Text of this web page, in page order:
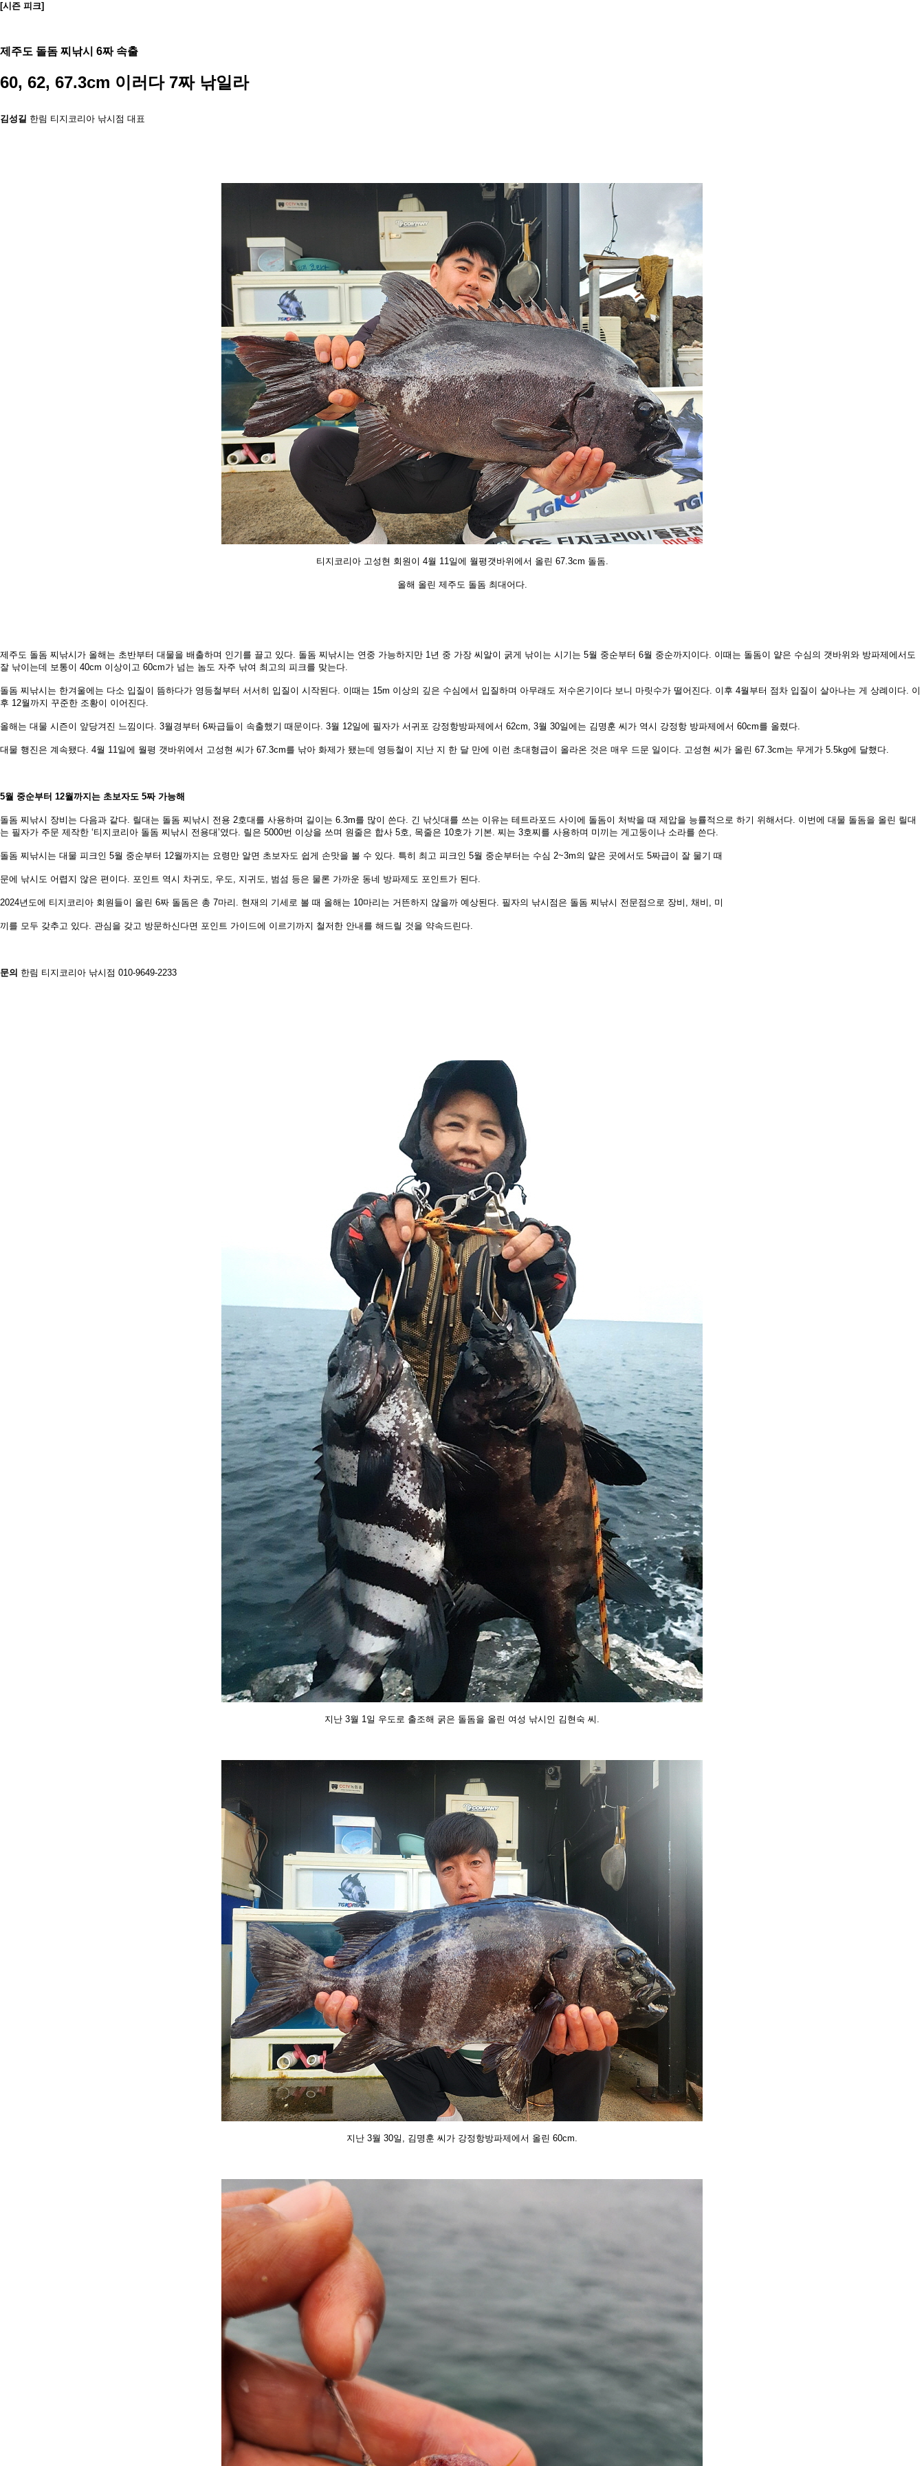
[시즌 피크]
제주도 돌돔 찌낚시 6짜 속출
60, 62, 67.3cm 이러다 7짜 낚일라
김성길 한림 티지코리아 낚시점 대표
티지코리아 고성현 회원이 4월 11일에 월평갯바위에서 올린 67.3cm 돌돔.
올해 올린 제주도 돌돔 최대어다.
제주도 돌돔 찌낚시가 올해는 초반부터 대물을 배출하며 인기를 끌고 있다. 돌돔 찌낚시는 연중 가능하지만 1년 중 가장 씨알이 굵게 낚이는 시기는 5월 중순부터 6월 중순까지이다. 이때는 돌돔이 얕은 수심의 갯바위와 방파제에서도
잘 낚이는데 보통이 40cm 이상이고 60cm가 넘는 놈도 자주 낚여 최고의 피크를 맞는다.
돌돔 찌낚시는 한겨울에는 다소 입질이 뜸하다가 영등철부터 서서히 입질이 시 작된다. 이때는 15m 이상의 깊은 수심에서 입질하며 아무래도 저수온기이다 보니 마릿수가 떨어진다. 이후 4월부터 점차 입질이 살아나는 게 상례이다. 이
후 12월까지 꾸준한 조황이 이어진다.
올해는 대물 시즌이 앞당겨진 느낌이다. 3월경부터 6짜급들이 속출했기 때문이 다. 3월 12일에 필자가 서귀포 강정항방파제에서 62cm, 3월 30일에는 김명훈 씨가 역시 강정항 방파제에서 60cm를 올렸다.
대물 행진은 계속됐다. 4월 11일에 월평 갯바위에서 고성현 씨가 67.3cm를 낚아 화제가 됐는데 영등철이 지난 지 한 달 만에 이런 초대형급이 올라온 것은 매우 드문 일이다. 고성현 씨가 올린 67.3cm는 무게가 5.5kg에 달했다.
5월 중순부터 12월까지는 초보자도 5짜 가능해
돌돔 찌낚시 장비는 다음과 같다. 릴대는 돌돔 찌낚시 전용 2호대를 사용하며 길 이는 6.3m를 많이 쓴다. 긴 낚싯대를 쓰는 이유는 테트라포드 사이에 돌돔이 처 박을 때 제압을 능률적으로 하기 위해서다. 이번에 대물 돌돔을 올린 릴대
는 필자가 주문 제작한 ‘티지코리아 돌돔 찌낚시 전용대’였다. 릴은 5000번 이상을 쓰며 원줄은 합사 5호, 목줄은 10호가 기본. 찌는 3호찌를 사용하며 미끼는 게고둥이나 소라를 쓴다.
돌돔 찌낚시는 대물 피크인 5월 중순부터 12월까지는 요령만 알면 초보자도 쉽게 손맛을 볼 수 있다. 특히 최고 피크인 5월 중순부터는 수심 2~3m의 얕은 곳에서도 5짜급이 잘 물기 때
문에 낚시도 어렵지 않은 편이다. 포인 트 역시 차귀도, 우도, 지귀도, 범섬 등은 물론 가까운 동네 방파제도 포인트가 된다.
2024년도에 티지코리아 회원들이 올린 6짜 돌돔은 총 7마리. 현재의 기세 로 볼 때 올해는 10마리는 거뜬하지 않을까 예상된다. 필자의 낚시점은 돌돔 찌낚시 전문점으로 장비, 채비, 미
끼를 모두 갖추고 있다. 관심을 갖고 방문하신다면 포인트 가이드에 이르기까지 철저한 안내를 해드릴 것을 약속드린다.
문의 한림 티지코리아 낚시점 010-9649-2233
지난 3월 1일 우도로 출조해 굵은 돌돔을 올린 여성 낚시인 김현숙 씨.
지난 3월 30일, 김명훈 씨가 강정항방파제에서 올린 60cm.